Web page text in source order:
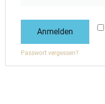
Anmelden
Passwort vergessen?